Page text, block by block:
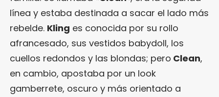
línea y estaba destinada a sacar el lado más
rebelde. Kling es conocida por su rollo
afrancesado, sus vestidos babydoll, los
cuellos redondos y las blondas; pero Clean,
en cambio, apostaba por un look
gamberrete, oscuro y más orientado a